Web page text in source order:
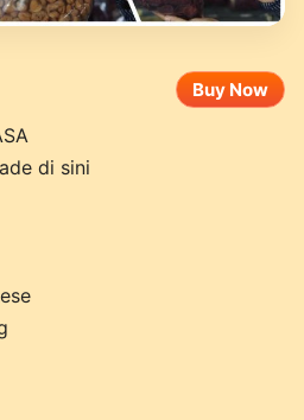
Buy Now
di sini